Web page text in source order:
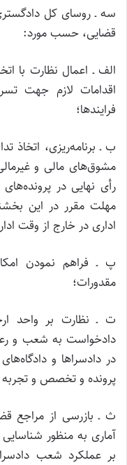
سه ـ روسای کل
قضایی، حسب مورد:
الف ـ اعمال نظارت‌ با
اقدامات لازم جهت
فرایندها؛
ب ـ‌ برنامه‌ریزی، اتخاذ
مشوق‌های مالی و
رأی نهایی در
مهلت مقرر در این
اداری در خارج از وقت
پ ـ‌ فراهم نمودن
مقدورات؛
ت ـ نظارت بر واحد
دادخواست به شعب و
در دادسراها و
پرونده و تخصص و
ث ـ‌ بازرسی از مراجع
آماری به منظور
بر عملکرد شعب